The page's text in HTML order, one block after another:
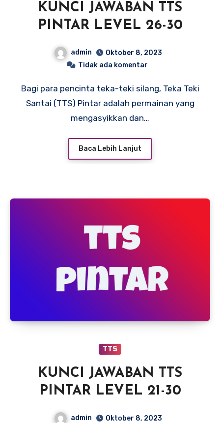
KUNCI JAWABAN TTS
PINTAR LEVEL 26-30
admin
Oktober 8, 2023
Tidak ada komentar
Bagi para pencinta teka-teki silang, Teka Teki
Santai (TTS) Pintar adalah permainan yang
mengasyikkan dan…
Baca Lebih Lanjut
TTS
KUNCI JAWABAN TTS
PINTAR LEVEL 21-30
admin
Oktober 8, 2023